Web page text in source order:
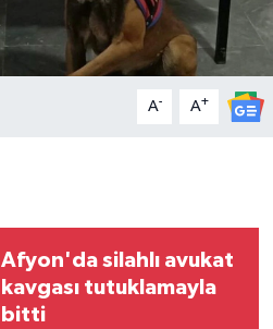
A- A+
Afyon'da silahlı avukat
kavgası tutuklamayla
bitti